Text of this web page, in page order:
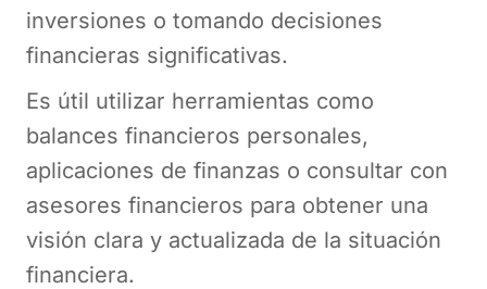
inversiones o tomando decisiones
financieras significativas.
Es útil utilizar herramientas como
balances financieros personales,
aplicaciones de finanzas o consultar con
asesores financieros para obtener una
visión clara y actualizada de la situación
financiera​.